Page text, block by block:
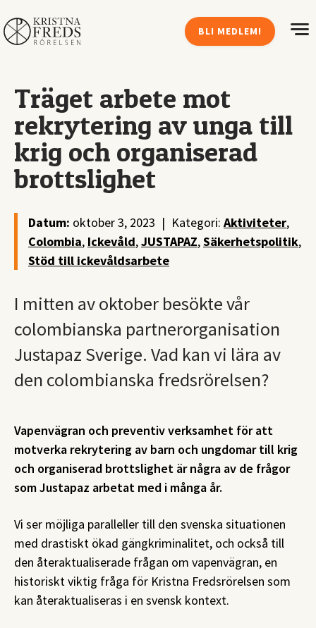
BLI MEDLEM!
Träget arbete mot
rekrytering av unga till
krig och organiserad
brottslighet
Datum: oktober 3, 2023 | Kategori: Aktiviteter,
Colombia, Ickevåld,JUSTAPAZ,Säkerhetspolitik,
Stöd till ickevåldsarbete
I mitten av oktober besökte vår
colombianska partnerorganisation
Justapaz Sverige. Vad kan vi lära av
den colombianska fredsrörelsen?
Vapenvägran och preventiv verksamhet för att
motverka rekrytering av barn och ungdomar till krig
och organiserad brottslighet är några av de frågor
som Justapaz arbetat med i många år.
Vi ser möjliga paralleller till den svenska situationen
med drastiskt ökad gängkriminalitet, och också till
den återaktualiserade frågan om vapenvägran, en
historiskt viktig fråga för Kristna Fredsrörelsen som
kan återaktualiseras i en svensk kontext.